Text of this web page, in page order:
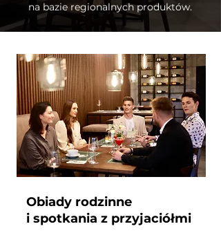
na bazie regionalnych produktów.
Obiady rodzinne
i spotkania z przyjaciółmi